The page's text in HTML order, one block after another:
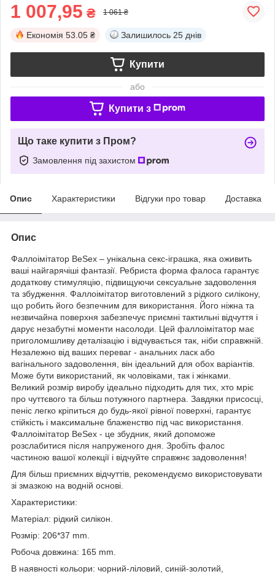
1 007,95 ₴ 1 061 ₴
Економія 53.05 ₴ Залишилось 25 днів
Купити
або
Купити з
Що таке купити з Пром?
Замовлення під захистом
Опис Характеристики Відгуки про товар Доставка
Опис
Фаллоімітатор BeSex – унікальна секс-іграшка, яка оживить
ваші найгарячіші фантазії. Ребриста форма фалоса гарантує
додаткову стимуляцію, підвищуючи сексуальне задоволення
та збудження. Фаллоімітатор виготовлений з рідкого силікону,
що робить його безпечним для використання. Його ніжна та
незвичайна поверхня забезпечує приємні тактильні відчуття і
дарує незабутні моменти насолоди. Цей фаллоімітатор має
приголомшливу деталізацію і відчувається так, ніби справжній.
Незалежно від ваших переваг - анальних ласк або
вагінального задоволення, він ідеальний для обох варіантів.
Може бути використаний, як чоловіками, так і жінками.
Великий розмір виробу ідеально підходить для тих, хто мріє
про чуттєвого та більш потужного партнера. Завдяки присосці,
пеніс легко кріпиться до будь-якої рівної поверхні, гарантує
стійкість і максимальне блаженство під час використання.
Фаллоімітатор BeSex - це збудник, який допоможе
розслабитися після напруженого дня. Зробіть фалос
частиною вашої колекції і відчуйте справжнє задоволення!
Для більш приємних відчуттів, рекомендуємо використовувати
зі змазкою на водній основі.
Характеристики:
Матеріал: рідкий силікон.
Розмір: 206*37 mm.
Робоча довжина: 165 mm.
В наявності кольори: чорний-ліловий, синій-золотий,